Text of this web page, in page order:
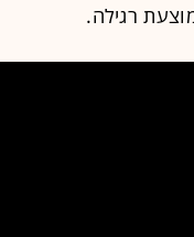
רגילה.